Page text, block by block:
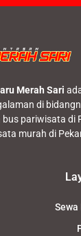
Merah Sari
di
pariwisata di
murah di
Sewa